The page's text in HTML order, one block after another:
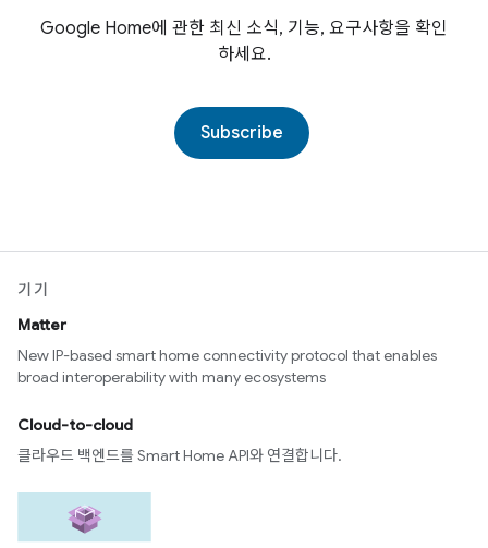
Google Home에 관한 최신 소식, 기능, 요구사항을 확인
하세요.
Subscribe
기기
Matter
New IP-based smart home connectivity protocol that enables
broad interoperability with many ecosystems
Cloud-to-cloud
클라우드 백엔드를 Smart Home API와 연결합니다.